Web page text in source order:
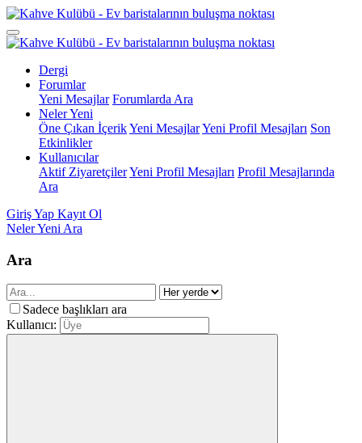
Dergi
Forumlar
Yeni Mesajlar Forumlarda Ara
Neler Yeni
Öne Çıkan İçerikYeni MesajlarYeni Profil Mesajları Son
Etkinlikler
Kullanıcılar
Aktif ZiyaretçilerYeni Profil Mesajları Profil Mesajlarında
Ara
Giriş Yap Kayıt Ol
Neler Yeni Ara
Ara
Sadece başlıkları ara
Kullanıcı: